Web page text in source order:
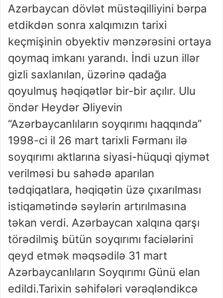
Azərbaycan dövlət müstəqilliyini bərpa
etdikdən sonra xalqımızın tarixi
keçmişinin obyektiv mənzərəsini ortaya
qoymaq imkanı yarandı. İndi uzun illər
gizli saxlanılan, üzərinə qadağa
qoyulmuş həqiqətlər bir-bir açılır. Ulu
öndər Heydər Əliyevin
“Azərbaycanlıların soyqırımı haqqında”
1998-ci il 26 mart tarixli Fərmanı ilə
soyqırımı aktlarına siyasi-hüquqi qiymət
verilməsi bu sahədə aparılan
tədqiqatlara, həqiqətin üzə çıxarılması
istiqamətində səylərin artırılmasına
təkan verdi. Azərbaycan xalqına qarşı
törədilmiş bütün soyqırımı faciələrini
qeyd etmək məqsədilə 31 mart
Azərbaycanlıların Soyqırımı Günü elan
edildi.Tarixin səhifələri vərəqləndikcə